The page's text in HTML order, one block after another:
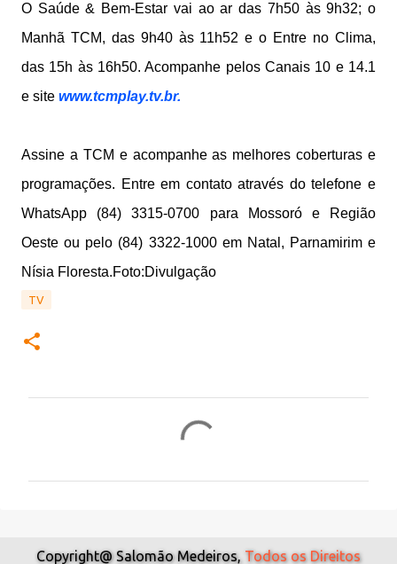
O Saúde & Bem-Estar vai ao ar das 7h50 às 9h32; o
Manhã TCM, das 9h40 às 11h52 e o Entre no Clima,
das 15h às 16h50. Acompanhe pelos Canais 10 e 14.1
e site www.tcmplay.tv.br.
Assine a TCM e acompanhe as melhores coberturas e
programações. Entre em contato através do telefone e
WhatsApp (84) 3315-0700 para Mossoró e Região
Oeste ou pelo (84) 3322-1000 em Natal, Parnamirim e
Nísia Floresta.Foto:Divulgação
TV
Copyright@ Salomão Medeiros, Todos os Direitos